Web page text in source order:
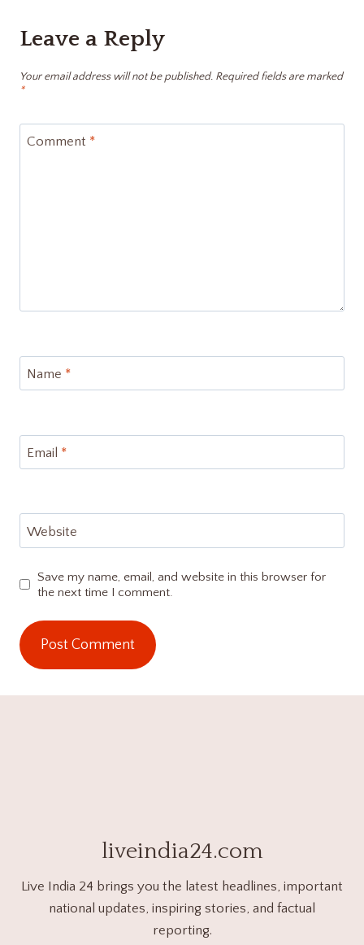
Leave a Reply
Your email address will not be published. Required fields are marked
*
Comment *
Name *
Email *
Website
Save my name, email, and website in this browser for
the next time I comment.
liveindia24.com
Live India 24 brings you the latest headlines, important
national updates, inspiring stories, and factual
reporting.